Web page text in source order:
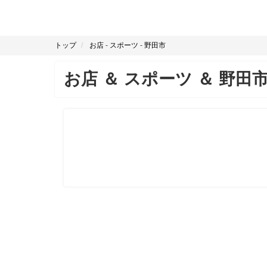
トップ お店 - スポーツ - 野田市
お店 ＆ スポーツ ＆ 野田